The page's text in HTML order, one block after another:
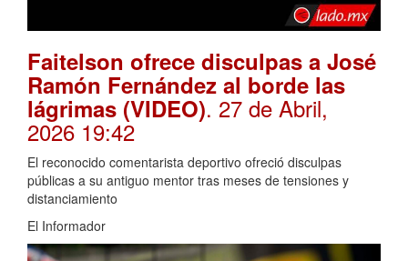
Faitelson ofrece disculpas a José
Ramón Fernández al borde las
lágrimas (VIDEO). 27 de Abril,
2026 19:42
El reconocido comentarista deportivo ofreció disculpas
públicas a su antiguo mentor tras meses de tensiones y
distanciamiento
El Informador